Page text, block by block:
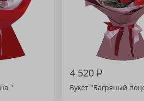
"
4 520₽
Букет "Багряный